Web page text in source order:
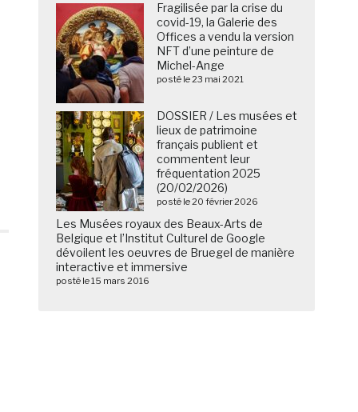
Fragilisée par la crise du
covid-19, la Galerie des
Offices a vendu la version
NFT d’une peinture de
Michel-Ange
posté le 23 mai 2021
DOSSIER / Les musées et
lieux de patrimoine
français publient et
commentent leur
fréquentation 2025
(20/02/2026)
posté le 20 février 2026
Les Musées royaux des Beaux-Arts de
Belgique et l’Institut Culturel de Google
dévoilent les oeuvres de Bruegel de manière
interactive et immersive
posté le 15 mars 2016